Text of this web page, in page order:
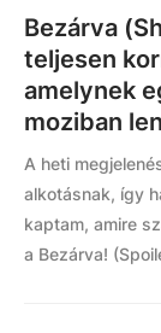
Bezárva
teljesen
amelynek
moziban
A heti
alkotásnak, így
kaptam, amire
a Bezárva!